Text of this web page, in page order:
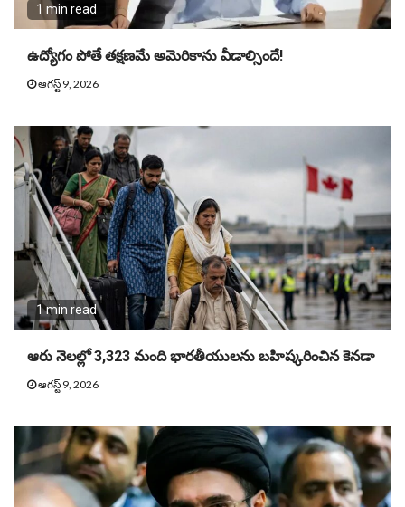
1 min read
ఉద్యోగం పోతే తక్షణమే అమెరికాను వీడాల్సిందే!
ఆగస్ట్ 9, 2026
1 min read
ఆరు నెలల్లో 3,323 మంది భారతీయులను బహిష్కరించిన కెనడా
ఆగస్ట్ 9, 2026